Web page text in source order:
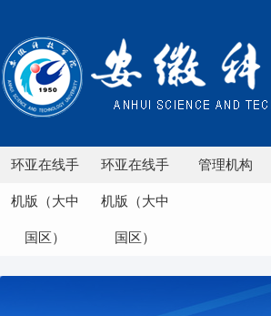
环亚在线手
机版（大中
国区）
环亚在线手
机版（大中
国区）
管理机构